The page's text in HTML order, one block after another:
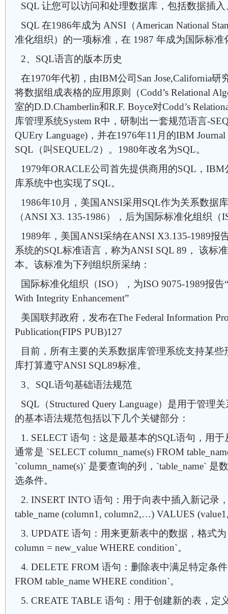
SQL 让您可以访问和处理数据库，包括数据插
SQL 在1986年成为 ANSI（American National
准化组织）的一项标准，在 1987 年成为国际标准
2、SQL语言的版本历史
在1970年代初，由IBM公司San Jose,California研
将数据组成表格的应用原则（Codd’s Relational
室的D.D.Chamberlin和R.F. Boyce对Codd’s
库管理系统System R中，研制出一套规范语言-
QUEry Language)，并在1976年11月的IBM
SQL（叫SEQUEL/2）。1980年改名为SQL。
1979年ORACLE公司首先提供商用的SQL，
库系统中也实现了SQL。
1986年10月，美国ANSI采用SQL作为关系数据
（ANSI X3. 135-1986），后为国际标准化组织（
1989年，美国ANSI采纳在ANSI X3.135-1989报
系统的SQL标准语言，称为ANSI SQL 89， 该标
本。该标准为下列组织所采纳：
国际标准化组织（ISO），为ISO 9075-1989报告
With Integrity Enhancement”
美国联邦政府，发布在The Federal Information
Publication(FIPS PUB)127
目前，所有主要的关系数据库管理系统支持某
库打算遵守ANSI SQL89标准。
3、SQL语句基础语法规范
SQL（Structured Query Language）是用于管理
的基本语法规范包括以下几个关键部分：
1. SELECT 语句：这是最基本的SQL语句，用
通常是 `SELECT column_name(s) FROM
`column_name(s)` 是要查询的列，`table_name` 是
选条件。
2. INSERT INTO 语句：用于向表中插入新记录
table_name (column1, column2,…) VALUES
3. UPDATE 语句：用来更新表中的数据，格式为
column = new_value WHERE condition`。
4. DELETE FROM 语句：删除表中满足特定条
FROM table_name WHERE condition`。
5. CREATE TABLE 语句：用于创建新的表，定